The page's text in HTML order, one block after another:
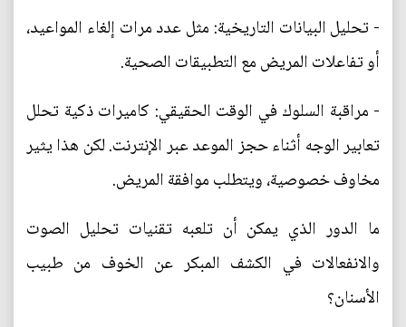
- تحليل البيانات التاريخية: مثل عدد مرات إلغاء المواعيد،
أو تفاعلات المريض مع التطبيقات الصحية.
- مراقبة السلوك في الوقت الحقيقي: كاميرات ذكية تحلل
تعابير الوجه أثناء حجز الموعد عبر الإنترنت. لكن هذا يثير
مخاوف خصوصية، ويتطلب موافقة المريض.
ما الدور الذي يمكن أن تلعبه تقنيات تحليل الصوت
والانفعالات في الكشف المبكر عن الخوف من طبيب
الأسنان؟